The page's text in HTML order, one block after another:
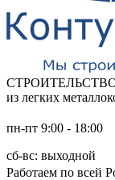
из легких
пн-пт 9:00 - 18:00
сб-вс: выходной
Работаем по всей